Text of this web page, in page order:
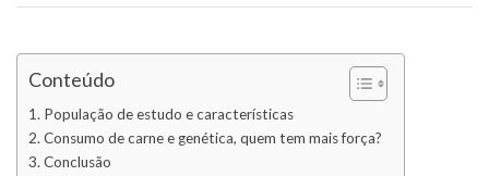
Conteúdo
População de estudo e características
Consumo de carne e genética, quem tem mais força?
Conclusão